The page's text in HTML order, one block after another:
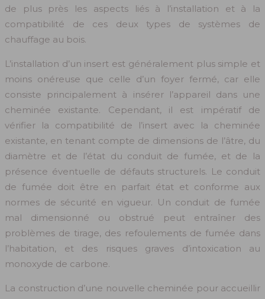
de plus près les aspects liés à l’installation et à la
compatibilité de ces deux types de systèmes de
chauffage au bois.
L’installation d’un insert est généralement plus simple et
moins onéreuse que celle d’un foyer fermé, car elle
consiste principalement à insérer l’appareil dans une
cheminée existante. Cependant, il est impératif de
vérifier la compatibilité de l’insert avec la cheminée
existante, en tenant compte de dimensions de l’âtre, du
diamètre et de l’état du conduit de fumée, et de la
présence éventuelle de défauts structurels. Le conduit
de fumée doit être en parfait état et conforme aux
normes de sécurité en vigueur. Un conduit de fumée
mal dimensionné ou obstrué peut entraîner des
problèmes de tirage, des refoulements de fumée dans
l’habitation, et des risques graves d’intoxication au
monoxyde de carbone.
La construction d’une nouvelle cheminée pour accueillir